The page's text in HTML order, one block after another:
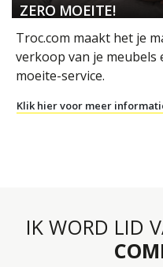
ZERO MOEITE!
Troc.com maakt het je
verkoop van je meubels
moeite-service.
Klik hier voor meer
IK WORD LID